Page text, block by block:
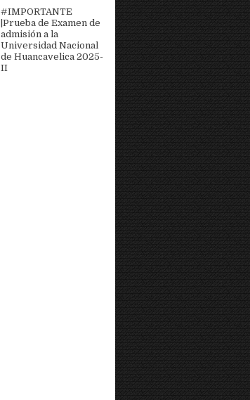
#IMPORTANTE
|Prueba de Examen de
admisión a la
Universidad Nacional
de Huancavelica 2025-
II